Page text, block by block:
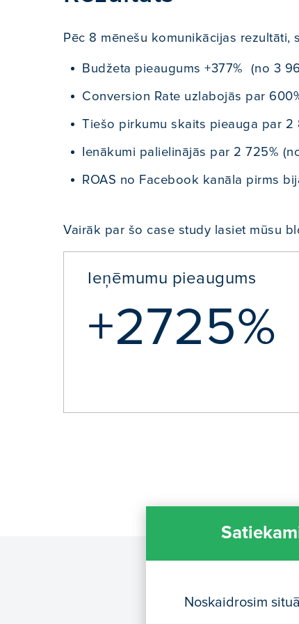
Pēc 8 mēnešu komunikācijas
Budžeta pieaugums +377% (no 3
Conversion Rate uzlabojās par
Tiešo pirkumu skaits pieauga par 2
Ienākumi palielinājās par 2 725%
ROAS no Facebook kanāla pirms
Vairāk par šo case study lasiet mūsu
Ieņēmumu pieaugums
+2725%
Noskaidrosim